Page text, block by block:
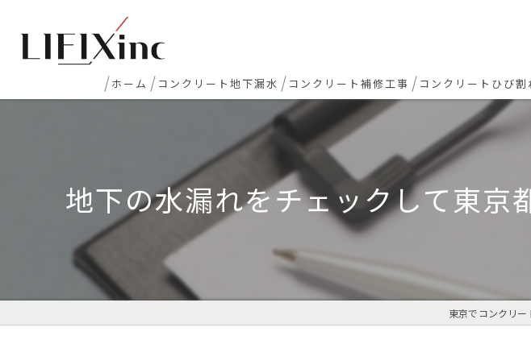
ホーム コンクリート地下漏水
地下・半地下駐車場 漏水
エレベーターピット漏水・止水工事
打継ぎ部・コールドジョイント漏水
配管貫通部・スリーブ周り漏水
コンクリート補修工事
新築マンション下地補修
コンクリート欠損 色合わせ補修
床レベラー工事(セルフレベリング)
コンクリートひび割
地下の水漏れをチェックして東京
東京でコンクリー